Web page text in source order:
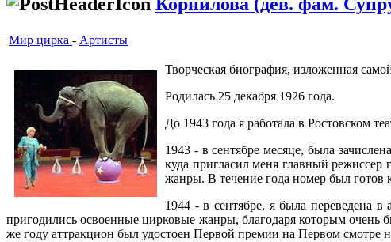
Корнилова (дев. фам.
Мир цирка - Артисты
Творческая биография, изложенная
Родилась 25 декабря 1926 года.
До 1943 года я работала в Ростовском
1943 - в сентябре месяце, была
куда пригласил меня главный
жанры. В течение года номер был
1944 - в сентябре, я была переведена
пригодились освоенные цирковые жанры, благодаря которым очень
же году аттракцион был удостоен Первой премии на Первом смотре